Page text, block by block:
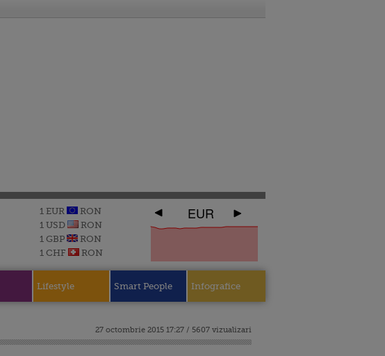
1 EUR
RON
1 USD
RON
1 GBP
RON
1 CHF
RON
EUR
Lifestyle Smart People Infografice
27 octombrie 2015 17:27 / 5607 vizualizari